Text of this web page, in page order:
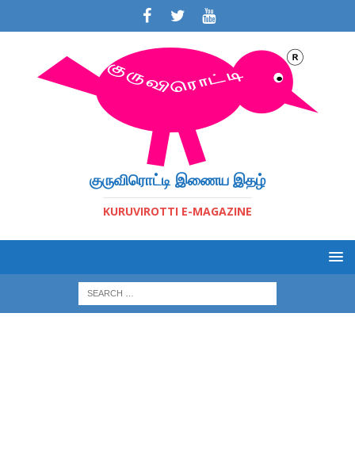
குருவிரொட்டி இணைய இதழ்
KURUVIROTTI E-MAGAZINE